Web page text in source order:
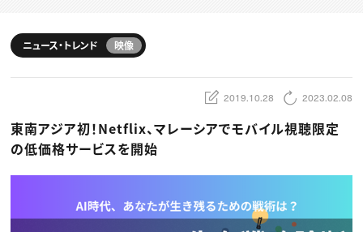
スキルアップしたい！
デザイン
編集・ライティング
マーケティング
ディレクション
業界解説・キャリア事情
お役立ち基礎知識
TOP Creator’s コラム
Webクリエイター
アプリクリエイター
ゲームクリエイター
映像クリエイター
マーケッター
C＆R Magazine
セミナー
映像
ニュース・トレンド 映像
2019.10.28 2023.02.08
東南アジア初！Netflix、マレーシアでモバイル視聴限定
の低価格サービスを開始